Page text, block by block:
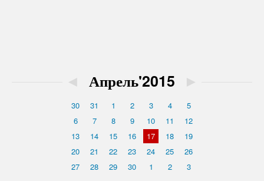
◄ Апрель'2015 ►
30 31 1 2 3 4
5
6
7 8 9 10 11
12
13
14 15 16 17 18
19
20
21 22 23 24 25
26
27
28 29 30 1 2 3